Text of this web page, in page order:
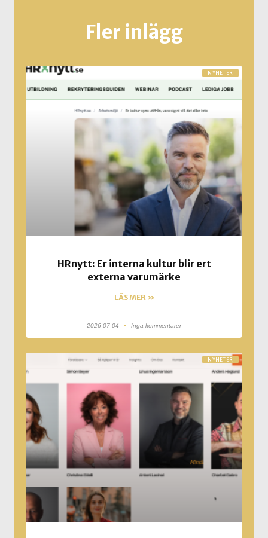
Fler inlägg
NYHETER
HRnytt: Er interna kultur blir ert
externa varumärke
LÄS MER »
2026-07-04 Inga kommentarer
NYHETER